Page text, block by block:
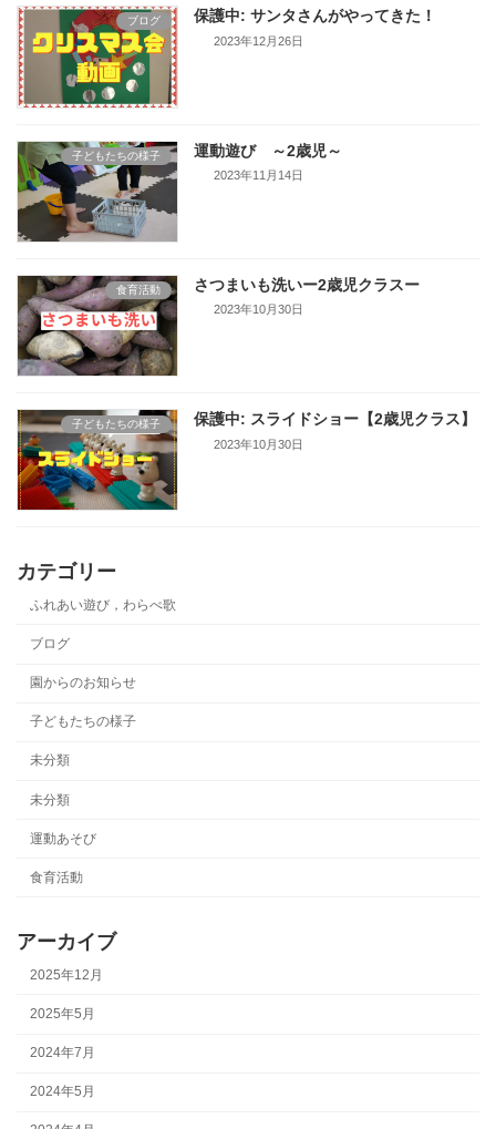
ブログ 保護中: サンタさんがやってきた！
2023年12月26日
子どもたちの様子 運動遊び ～2歳児～
2023年11月14日
食育活動 さつまいも洗いー2歳児クラスー
2023年10月30日
子どもたちの様子 保護中: スライドショー【2歳児クラス】
2023年10月30日
カテゴリー
ふれあい遊び，わらべ歌
ブログ
園からのお知らせ
子どもたちの様子
未分類
未分類
運動あそび
食育活動
アーカイブ
2025年12月
2025年5月
2024年7月
2024年5月